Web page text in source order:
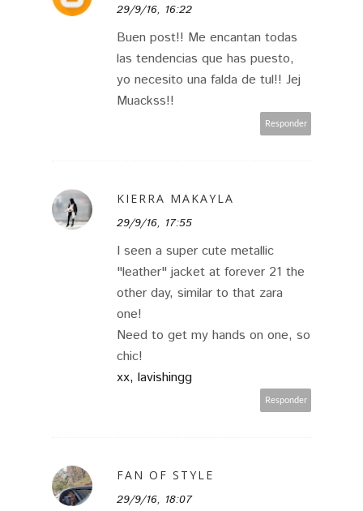
29/9/16, 16:22
Buen post!! Me encantan todas
las tendencias que has puesto,
yo necesito una falda de tul!! Jej
Muackss!!
Responder
KIERRA MAKAYLA
29/9/16, 17:55
I seen a super cute metallic
"leather" jacket at forever 21 the
other day, similar to that zara
one!
Need to get my hands on one, so
chic!
xx, lavishingg
Responder
FAN OF STYLE
29/9/16, 18:07